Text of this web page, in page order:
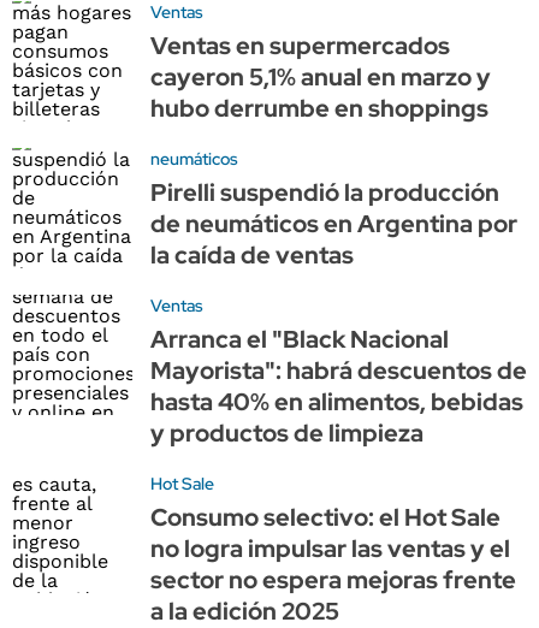
Ventas
Ventas en supermercados
cayeron 5,1% anual en marzo y
hubo derrumbe en shoppings
neumáticos
Pirelli suspendió la producción
de neumáticos en Argentina por
la caída de ventas
Ventas
Arranca el "Black Nacional
Mayorista": habrá descuentos de
hasta 40% en alimentos, bebidas
y productos de limpieza
Hot Sale
Consumo selectivo: el Hot Sale
no logra impulsar las ventas y el
sector no espera mejoras frente
a la edición 2025